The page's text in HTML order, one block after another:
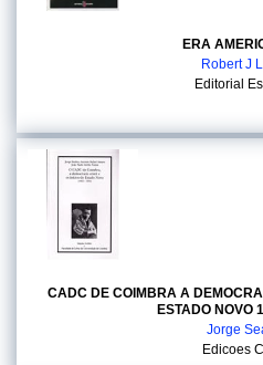
ERA
Robert J
Editorial
CADC DE COIMBRA A
ESTADO NOVO
Jorge
Edicoes